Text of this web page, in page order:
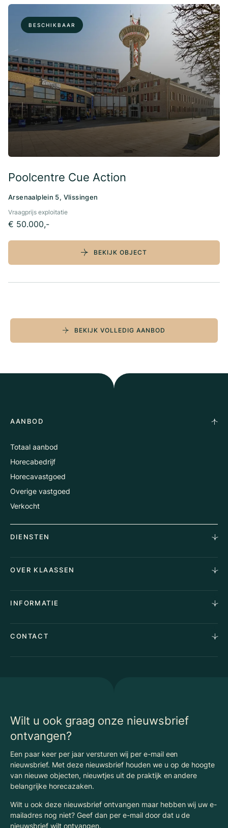
BESCHIKBAAR
Poolcentre Cue Action
Arsenaalplein 5, Vlissingen
Vraagprijs exploitatie
€ 50.000,-
BEKIJK OBJECT
BEKIJK VOLLEDIG AANBOD
AANBOD
Totaal aanbod
Horecabedrijf
Horecavastgoed
Overige vastgoed
Verkocht
DIENSTEN
Aankoopopdracht
Stille verkoop
Taxaties
Advies
OVER KLAASSEN
Waarom Klaassen
Vacatures
Algemene voorwaarden
INFORMATIE
Vergunningen
CONTACT
Wilt u ook graag onze nieuwsbrief
ontvangen?
Een paar keer per jaar versturen wij per e-mail een
nieuwsbrief. Met deze nieuwsbrief houden we u op de hoogte
van nieuwe objecten, nieuwtjes uit de praktijk en andere
belangrijke horecazaken.
Wilt u ook deze nieuwsbrief ontvangen maar hebben wij uw e-
mailadres nog niet? Geef dan per e-mail door dat u de
nieuwsbrief wilt ontvangen.